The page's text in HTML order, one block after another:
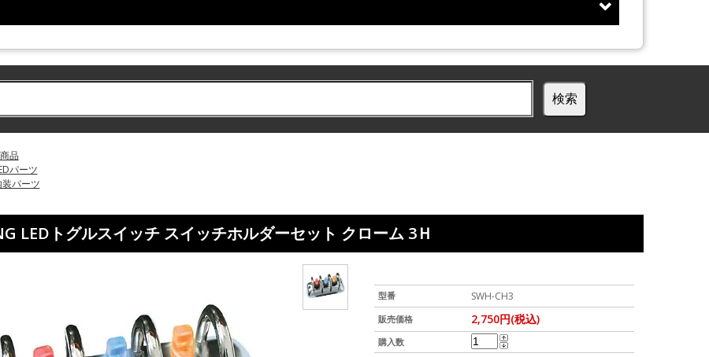
品
パーツ
装パーツ
LEDトグルスイッチ スイッチホルダーセット クローム 3Ｈ
型番 SWH-CH3
販売価格 2,750円(税込)
購入数